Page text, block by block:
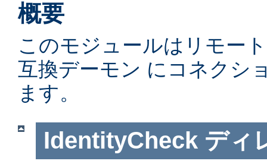
概要
このモジュールはリモー
互換デーモン にコネクシ
ます。
IdentityCheck ディ